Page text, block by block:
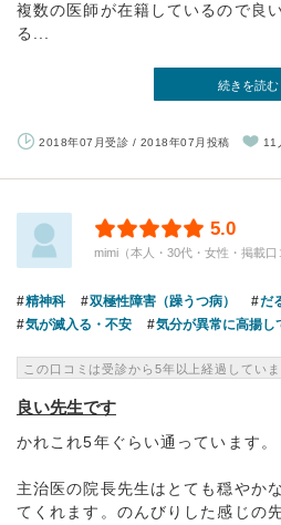
複数の医師が在籍しているので良
る...
続きを読む
2018年07月受診 / 2018年07月投稿 11
5.0
mimi（本人・30代・女性・掲載口
精神科 双極性障害（躁うつ病） だ
気が滅入る・不安
気分が異常に高揚し
この口コミは受診から5年以上経過していま
良い先生です
かれこれ5年ぐらい通っています。
主治医の院長先生はとても穏やか
てくれます。のんびりした感じの